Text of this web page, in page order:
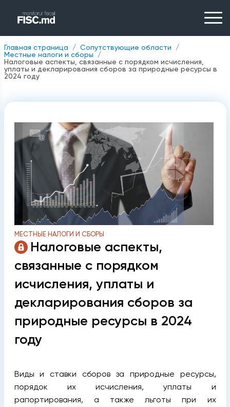
Главная страница
Сопутствующие области
Местные налоги и сборы
Налоговые аспекты, связанные с порядком исчисления,
уплаты и декларирования сборов за природные ресурсы в
2024 году
МЕСТНЫЕ НАЛОГИ И СБОРЫ
Налоговые аспекты,
связанные с порядком
исчисления, уплаты и
декларирования сборов за
природные ресурсы в 2024
году
Виды и ставки сборов за природные ресурсы,
порядок их исчисления, уплаты и
рапортирования, а также льготы при их